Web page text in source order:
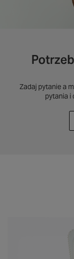
Zadaj pytanie a
pytania i